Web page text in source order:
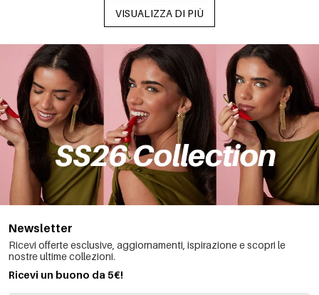
VISUALIZZA DI PIÙ
Newsletter
Ricevi offerte esclusive, aggiornamenti, ispirazione e scopri le
nostre ultime collezioni.
Ricevi un buono da 5€!